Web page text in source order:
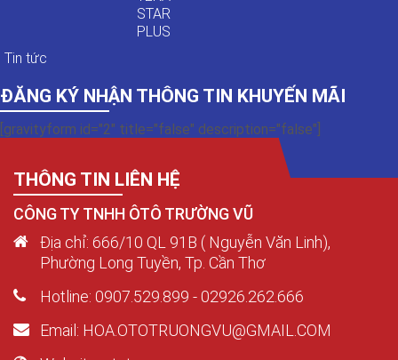
STAR
PLUS
Tin tức
ĐĂNG KÝ NHẬN THÔNG TIN KHUYẾN MÃI
[gravityform id="2" title="false" description="false"]
THÔNG TIN LIÊN HỆ
CÔNG TY TNHH ÔTÔ TRƯỜNG VŨ
Địa chỉ: 666/10 QL 91B ( Nguyễn Văn Linh),
Phường Long Tuyền, Tp. Cần Thơ
Hotline: 0907.529.899 - 02926.262.666
Email: HOA.OTOTRUONGVU@GMAIL.COM